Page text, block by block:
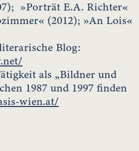
»Porträt E.A. Richter«
(2012); »An Lois«
Blog:
als „Bildner und
1987 und 1997 finden
wien.at/